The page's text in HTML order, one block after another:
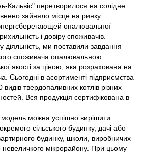
Кальвіс" перетворилося на солідне
зайняло місце на ринку
опалювальної
і довіру споживачів.
ми поставили завдання
споживача опалювальною
якості за ціною, яка розрахована на
Сьогодні в асортименті підприємства
видів твердопаливних котлів різних
Вся продукція сертифікована в
модель можна успішно вирішити
сільського будинку, дачі або
будинку, школи, виробничих
мікрорайону. При цьому